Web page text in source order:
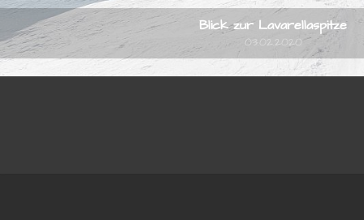
Blick zur Lavarellaspitze
03.02.2020